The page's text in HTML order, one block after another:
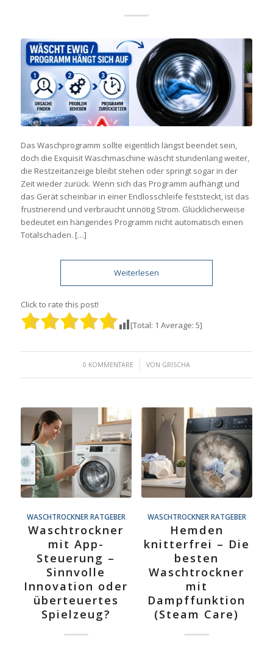
Das Waschprogramm sollte eigentlich längst beendet sein,
doch die Exquisit Waschmaschine wäscht stundenlang weiter,
die Restzeitanzeige bleibt stehen oder springt sogar in der
Zeit wieder zurück. Wenn sich das Programm aufhängt und
das Gerät scheinbar in einer Endlosschleife feststeckt, ist das
frustrierend und verbraucht unnötig Strom. Glücklicherweise
bedeutet ein hängendes Programm nicht automatisch einen
Totalschaden. […]
Weiterlesen
Click to rate this post!
[Total: 1 Average: 5]
0 KOMMENTARE
/ VON GRISCHA
WASCHTROCKNER RATGEBER
Waschtrockner
mit App-
Steuerung –
Sinnvolle
Innovation oder
überteuertes
Spielzeug?
WASCHTROCKNER RATGEBER
Hemden
knitterfrei – Die
besten
Waschtrockner
mit
Dampffunktion
(Steam Care)